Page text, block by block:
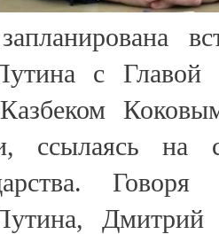
с Главой
ссылаясь на
Дмитрий